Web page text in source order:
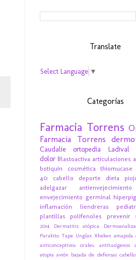
Translate
Select Language ▼
Categorías
Farmacia Torrens
Farmacia Torrens
Caudalie ortopedia Ladival
dolor Blastoactiva articulaciones
botiquín
cosmética thiomucase
40
cabello deporte dieta
adelgazar
antienvejecimiento
envejecimiento germinal
inflamación
liendreras
plantillas
polifenoles prevenir
2014 Dermatitis atópica
Parakito Tape Unglax Xheken amapola
anticonceptivos orales.
antitusígenos
atopia avión bajada de defensas